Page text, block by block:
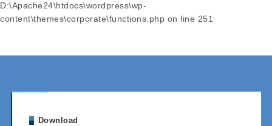
D:\Apache24\htdocs\wordpress\wp-
content\themes\corporate\functions.php on line 251
Download